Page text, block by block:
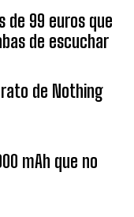
de 99 euros que
de escuchar
de Nothing
mAh que no